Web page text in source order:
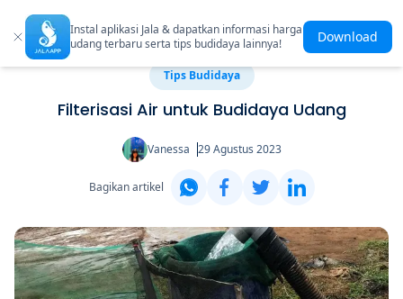
Instal aplikasi Jala & dapatkan informasi harga
udang terbaru serta tips budidaya lainnya!
Download
Tips Budidaya
Filterisasi Air untuk Budidaya Udang
Vanessa 29 Agustus 2023
Bagikan artikel